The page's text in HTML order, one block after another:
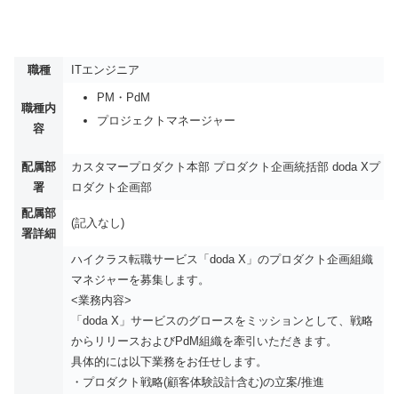
職種 ITエンジニア
職種内
容
PM・PdM
プロジェクトマネージャー
配属部
署
カスタマープロダクト本部 プロダクト企画統括部 doda Xプ
ロダクト企画部
配属部
署詳細
(記入なし)
ハイクラス転職サービス「doda X」のプロダクト企画組織
マネジャーを募集します。
<業務内容>
「doda X」サービスのグロースをミッションとして、戦略
からリリースおよびPdM組織を牽引いただきます。
具体的には以下業務をお任せします。
・プロダクト戦略(顧客体験設計含む)の立案/推進